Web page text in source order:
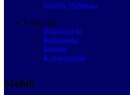
Gizlilik Politikası
Kurumsal
Hakkımızda
Referanslar
İletişim
Kampanyalar
Mobil: